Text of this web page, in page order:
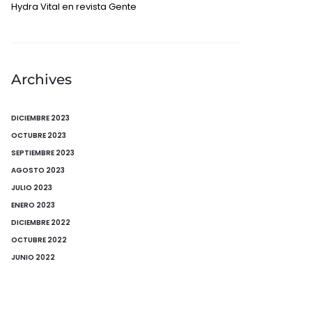
Hydra Vital en revista Gente
Archives
DICIEMBRE 2023
OCTUBRE 2023
SEPTIEMBRE 2023
AGOSTO 2023
JULIO 2023
ENERO 2023
DICIEMBRE 2022
OCTUBRE 2022
JUNIO 2022